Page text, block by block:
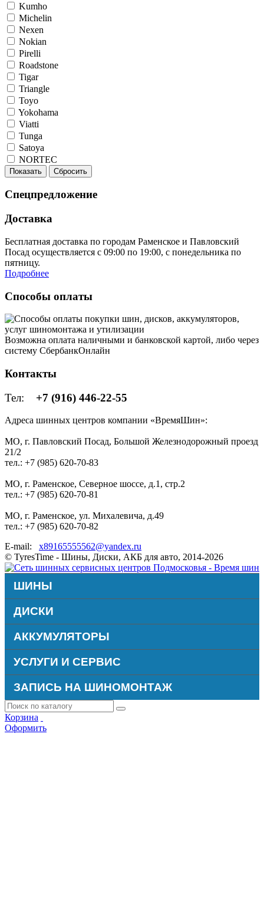
Kumho
Michelin
Nexen
Nokian
Pirelli
Roadstone
Tigar
Triangle
Toyo
Yokohama
Viatti
Tunga
Satoya
NORTEC
Показать Сбросить
Спецпредложение
Доставка
Бесплатная доставка по городам Раменское и Павловский
Посад осуществляется с 09:00 по 19:00, с понедельника по
пятницу.
Подробнее
Способы оплаты
Возможна оплата наличными и банковской картой, либо через
систему СбербанкОнлайн
Контакты
Тел: +7 (916) 446-22-55
Адреса шинных центров компании «ВремяШин»:
МО, г. Павловский Посад, Большой Железнодорожный проезд
21/2
тел.: +7 (985) 620-70-83
МО, г. Раменское, Северное шоссе, д.1, стр.2
тел.: +7 (985) 620-70-81
МО, г. Раменское, ул. Михалевича, д.49
тел.: +7 (985) 620-70-82
E-mail: x89165555562@yandex.ru
© TyresTime - Шины, Диски, АКБ для авто, 2014-2026
ШИНЫ
ДИСКИ
АККУМУЛЯТОРЫ
УСЛУГИ И СЕРВИС
ЗАПИСЬ НА ШИНОМОНТАЖ
Корзина
Оформить